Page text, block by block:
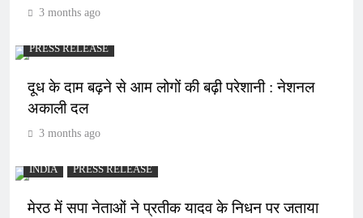
3 months ago
PRESS RELEASE
दूध के दाम बढ़ने से आम लोगों की बढ़ी परेशानी : नेशनल
अकाली दल
3 months ago
INDIA PRESS RELEASE
मेरठ में सपा नेताओं ने प्रतीक यादव के निधन पर जताया